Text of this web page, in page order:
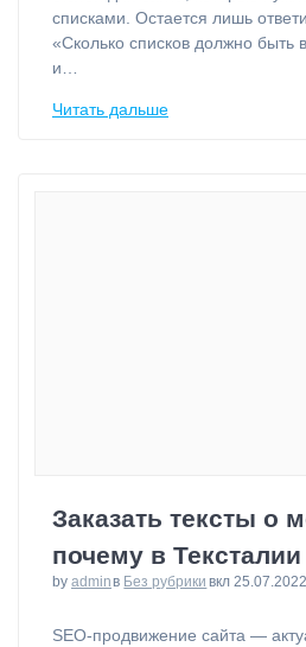
списками. Остается лишь
«Сколько списков должно быть
и…
Читать дальше
Заказать тексты о
почему в Тексталии
by adminв Без рубрики вкл 25.07.2022
⁠SEO-продвижение сайта —